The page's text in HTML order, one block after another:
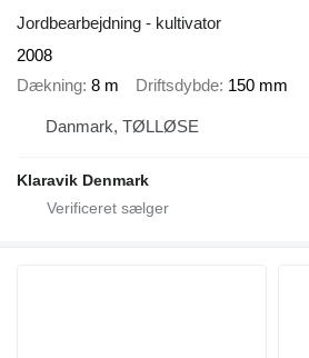
Jordbearbejdning - kultivator
2008
Dækning 8 m Driftsdybde 150 mm
Danmark, TØLLØSE
Klaravik Denmark